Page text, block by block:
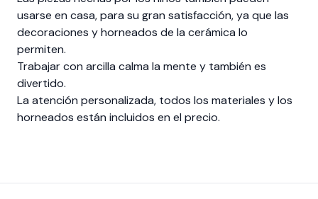
usarse en casa, para su gran satisfacción, ya que las
decoraciones y horneados de la cerámica lo
permiten.
Trabajar con arcilla calma la mente y también es
divertido.
La atención personalizada, todos los materiales y los
horneados están incluidos en el precio.